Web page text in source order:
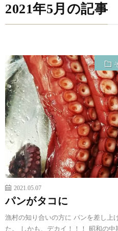
2021年5月の記事
2021.05.07
パンがタコに
漁村の知り合いの方に パンを差し
た。 しかも、デカイ！！！ 昭和の